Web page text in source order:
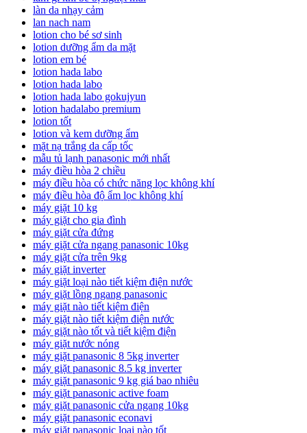
làn da nhạy cảm
lan nach nam
lotion cho bé sơ sinh
lotion dưỡng ẩm da mặt
lotion em bé
lotion hada labo
lotion hada labo
lotion hada labo gokujyun
lotion hadalabo premium
lotion tốt
lotion và kem dưỡng ẩm
mặt nạ trắng da cấp tốc
mẫu tủ lạnh panasonic mới nhất
máy điều hòa 2 chiều
máy điều hòa có chức năng lọc không khí
máy điều hòa độ ẩm lọc không khí
máy giặt 10 kg
máy giặt cho gia đình
máy giặt cửa đứng
máy giặt cửa ngang panasonic 10kg
máy giặt cửa trên 9kg
máy giặt inverter
máy giặt loại nào tiết kiệm điện nước
máy giặt lồng ngang panasonic
máy giặt nào tiết kiệm điện
máy giặt nào tiết kiệm điện nước
máy giặt nào tốt và tiết kiệm điện
máy giặt nước nóng
máy giặt panasonic 8 5kg inverter
máy giặt panasonic 8.5 kg inverter
máy giặt panasonic 9 kg giá bao nhiêu
máy giặt panasonic active foam
máy giặt panasonic cửa ngang 10kg
máy giặt panasonic econavi
máy giặt panasonic loại nào tốt